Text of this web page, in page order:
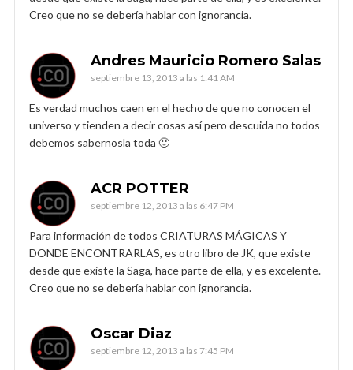
Creo que no se debería hablar con ignorancia.
Andres Mauricio Romero Salas
septiembre 13, 2013 a las 1:41 AM
Es verdad muchos caen en el hecho de que no conocen el
universo y tienden a decir cosas así pero descuida no todos
debemos sabernosla toda 🙂
ACR POTTER
septiembre 12, 2013 a las 6:47 PM
Para información de todos CRIATURAS MÁGICAS Y
DONDE ENCONTRARLAS, es otro libro de JK, que existe
desde que existe la Saga, hace parte de ella, y es excelente.
Creo que no se debería hablar con ignorancia.
Oscar Diaz
septiembre 12, 2013 a las 7:45 PM